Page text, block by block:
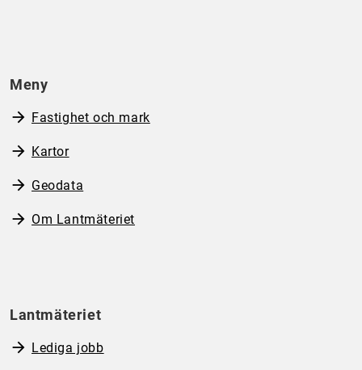
Meny
Fastighet och mark
Kartor
Geodata
Om Lantmäteriet
Lantmäteriet
Lediga jobb